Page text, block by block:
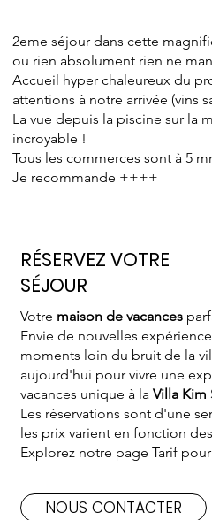
RÉSERVEZ VOTRE
SÉJOUR
Votre maison de vacances
Envie de nouvelles
moments loin du bruit de la
aujourd'hui pour vivre une
vacances unique à la Villa Kim
Les réservations sont d'une
les prix varient en fonction
Explorez notre page Tarif
NOUS CONTACTER
2eme séjour dans cette
ou rien absolument rien ne
Accueil hyper chaleureux du
attentions à notre arrivée (vins
La vue depuis la piscine sur la
incroyable !
Tous les commerces sont à 5
Je recommande ++++